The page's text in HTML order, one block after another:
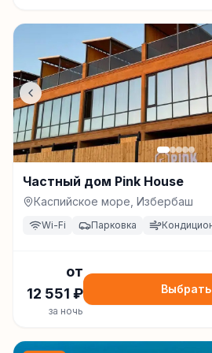
Частный дом Pink House
Каспийское море, Избербаш
Wi-Fi Парковка
от
12 551 ₽
за ночь